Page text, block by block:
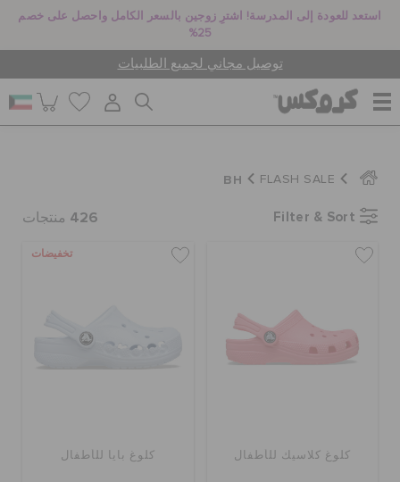
استعد للعودة إلى المدرسة! اشترِ زوجين بالسعر الكامل واحصل على خصم
25%
توصيل مجاني لجميع الطلبيات
للرجال
جيبيتز تشارمز
FLASH SALE
BH
Filter & Sort
426 منتجات
كلوغ كلاسيك للأطفال
تخفيضات
كلوغ بايا للأطفال